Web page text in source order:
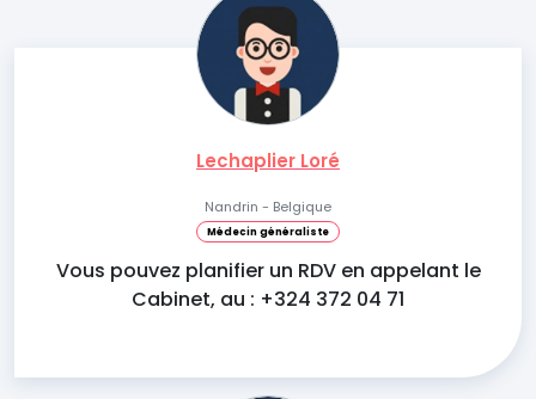
Lechaplier Loré
Nandrin - Belgique
Médecin généraliste
Vous pouvez planifier un RDV en appelant le
Cabinet, au : +324 372 04 71